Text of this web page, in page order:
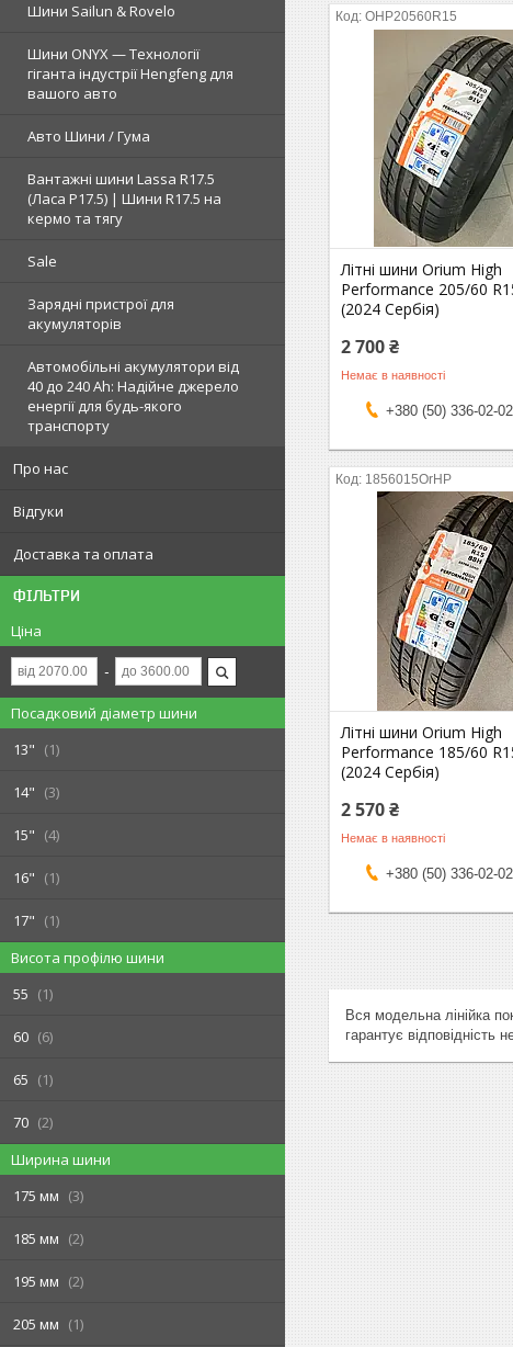
Шини Sailun & Rovelo
Шини ONYX — Технології
гіганта індустрії Hengfeng для
вашого авто
Авто Шини / Гума
Вантажні шини Lassa R17.5
(Ласа Р17.5) | Шини R17.5 на
кермо та тягу
Sale
Зарядні пристрої для
акумуляторів
Автомобільні акумулятори від
40 до 240 Ah: Надійне джерело
енергії для будь-якого
транспорту
Про нас
Відгуки
Доставка та оплата
ФІЛЬТРИ
Ціна
Посадковий діаметр шини
13"
1
14" 3
15" 4
16" 1
17"
1
Висота профілю шини
55
1
60 6
65 1
70
2
Ширина шини
175 мм
3
185 мм 2
195 мм 2
205 мм 1
OHP20560R15
Літні шини Orium High
Performance 205/60
(2024 Сербія)
2 700 ₴
Немає в наявності
+380 (50) 336-02-02
1856015OrHP
Літні шини Orium High
Performance 185/60
(2024 Сербія)
2 570 ₴
Немає в наявності
+380 (50) 336-02-02
Вся модельна лінійка
гарантує відповідність